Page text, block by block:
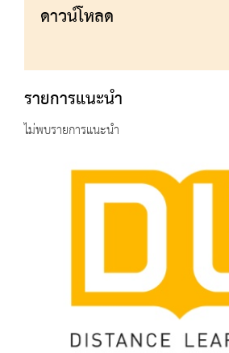
ดาวน์โหลด
รายการแนะนำ
ไม่พบรายการแนะนำ